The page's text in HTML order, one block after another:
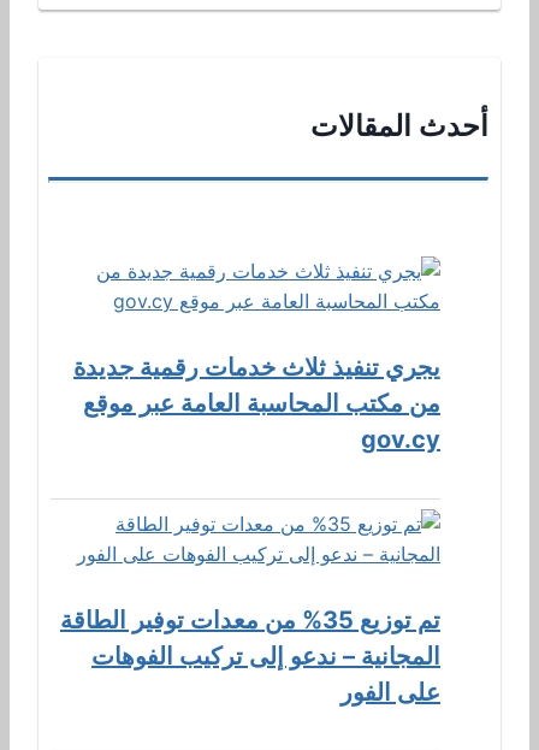
أحدث المقالات
يجري تنفيذ ثلاث خدمات رقمية جديدة
من مكتب المحاسبة العامة عبر موقع
gov.cy
تم توزيع 35% من معدات توفير الطاقة
المجانية – ندعو إلى تركيب الفوهات
على الفور